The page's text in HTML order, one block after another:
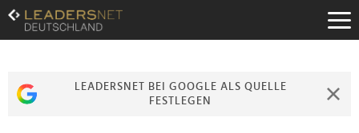
Zum
Inhalt
Zur
Zur
LEADERSNET BEI GOOGLE ALS QUELLE
FESTLEGEN